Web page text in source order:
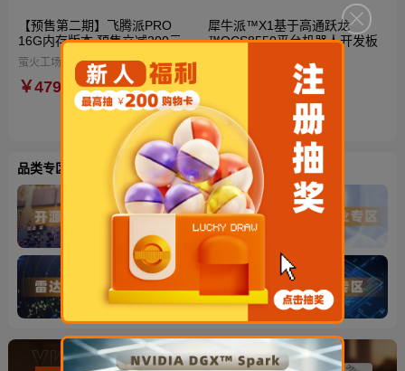
【预售第二期】飞腾派PRO
16G内存版本 预售立减200元
到手仅4599元！再送定制电源
与散热风扇！国产自主可控AI开
源硬件
萤火工场（Firefly Workshop）
￥4799
犀牛派™X1基于高通跃龙
™QCS8550平台机器人开发板
品类专区